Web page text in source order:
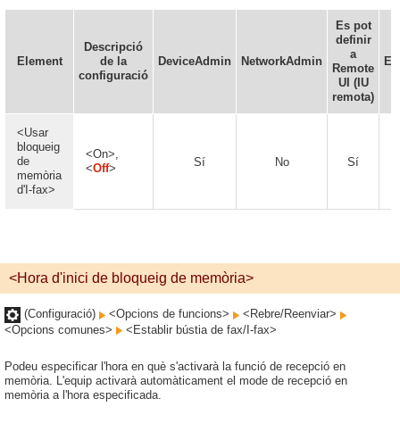
Element
Descripció
de la
configuració
DeviceAdmin NetworkAdmin
Es pot
definir
a
Remote
UI (IU
remota)
<Usar
bloqueig
de
memòria
d'I-fax>
<On>,
<Off> Sí No Sí
<Hora d'inici de bloqueig de memòria>
(Configuració) <Opcions de funcions>
<Rebre/Reenviar>
<Opcions comunes>
<Establir bústia de fax/I-fax>
Podeu especificar l'hora en què s'activarà la funció de recepció en
memòria. L'equip activarà automàticament el mode de recepció en
memòria a l'hora especificada.